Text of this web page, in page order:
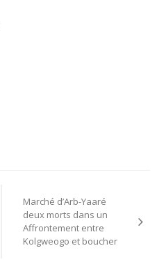
Marché d’Arb-Yaaré
deux morts dans un
Affrontement entre
Kolgweogo et boucher